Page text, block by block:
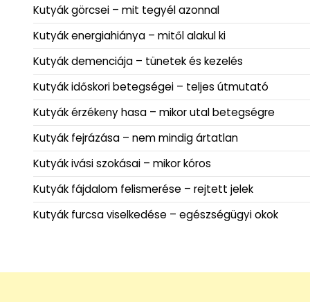
Kutyák görcsei – mit tegyél azonnal
Kutyák energiahiánya – mitől alakul ki
Kutyák demenciája – tünetek és kezelés
Kutyák időskori betegségei – teljes útmutató
Kutyák érzékeny hasa – mikor utal betegségre
Kutyák fejrázása – nem mindig ártatlan
Kutyák ivási szokásai – mikor kóros
Kutyák fájdalom felismerése – rejtett jelek
Kutyák furcsa viselkedése – egészségügyi okok